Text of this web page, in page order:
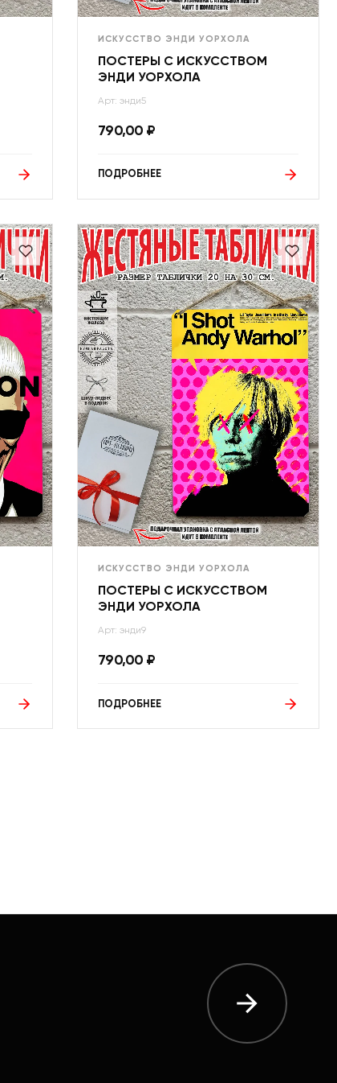
ИСКУССТВО ЭНДИ УОРХОЛА
ПОСТЕРЫ С ИСКУССТВОМ
ЭНДИ УОРХОЛА
Арт: энди5
790,00 ₽
ПОДРОБНЕЕ
ИСКУССТВО ЭНДИ УОРХОЛА
ПОСТЕРЫ С ИСКУССТВОМ
ЭНДИ УОРХОЛА
Арт: энди9
790,00 ₽
ПОДРОБНЕЕ